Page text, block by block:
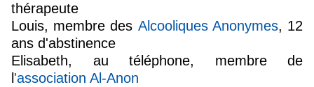
thérapeute
Louis, membre des Alcooliques Anonymes, 12
ans d'abstinence
Elisabeth, au téléphone, membre de
'association Al-Anon